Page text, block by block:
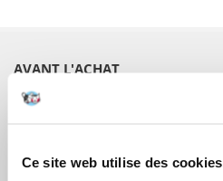
Ce site web utilise des cookies.
AVANT L'ACHAT
APRÈS L'ACHAT